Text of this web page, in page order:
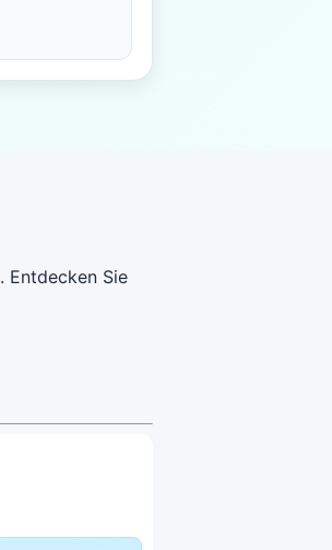
. Entdecken Sie